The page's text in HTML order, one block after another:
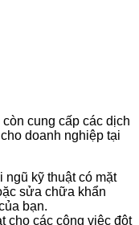
cung cấp các dịch
doanh nghiệp tại
ngũ kỹ thuật có mặt
sửa chữa khẩn
bạn.
cho các công việc đột